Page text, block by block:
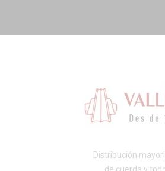
Distribución